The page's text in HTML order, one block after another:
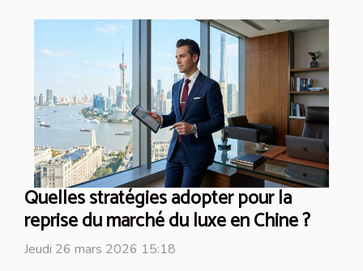
Quelles stratégies adopter pour la
reprise du marché du luxe en Chine ?
Jeudi 26 mars 2026 15:18